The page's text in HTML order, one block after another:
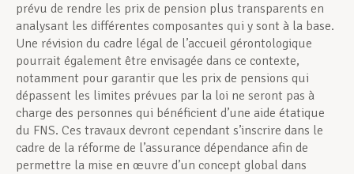
prévu de rendre les prix de pension plus transparents en
analysant les différentes composantes qui y sont à la base.
Une révision du cadre légal de l’accueil gérontologique
pourrait également être envisagée dans ce contexte,
notamment pour garantir que les prix de pensions qui
dépassent les limites prévues par la loi ne seront pas à
charge des personnes qui bénéficient d’une aide étatique
du FNS. Ces travaux devront cependant s’inscrire dans le
cadre de la réforme de l’assurance dépendance afin de
permettre la mise en œuvre d’un concept global dans